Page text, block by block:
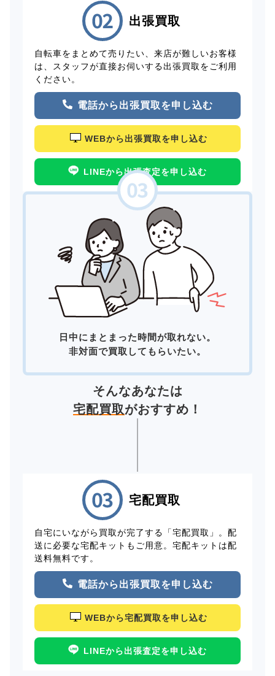
出張買取
自転車をまとめて売りたい、来店が難しいお客様
は、スタッフが直接お伺いする出張買取をご利用
ください。
電話から出張買取を申し込む
WEBから出張買取を申し込む
LINEから出張査定を申し込む
日中にまとまった時間が取れない。
非対面で買取してもらいたい。
そんなあなたは
宅配買取がおすすめ！
宅配買取
自宅にいながら買取が完了する「宅配買取」。配
送に必要な宅配キットもご用意。宅配キットは配
送料無料です。
電話から出張買取を申し込む
WEBから宅配買取を申し込む
LINEから出張査定を申し込む